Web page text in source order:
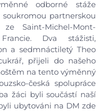
odborné stáže
partnerskou
Saint-Michel-Mont-
Dva stážisti,
a sedmnáctiletý Theo
přijeli do našeho
na tento výměnný
česká spolupráce
žáci byli součástí naší
ubytováni na DM zde